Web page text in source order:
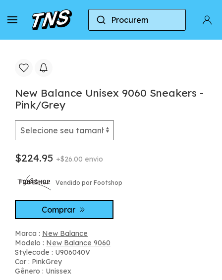
Procurem
Casa New Balance New Balance 9060
New Balance Unisex 9060 Sneakers -
Pink/Grey
$224.95 +$26.00 envio
Vendido por Footshop
Comprar
Marca : New Balance
Modelo : New Balance 9060
Stylecode : U906040V
Cor : PinkGrey
Gênero : Unissex